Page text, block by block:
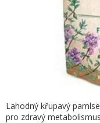
Lahodný křupavý
pro zdravý